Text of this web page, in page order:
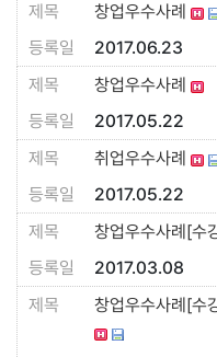
창업우수사례
2017.06.23
창업우수사례
2017.05.22
취업우수사례
2017.05.22
창업우수사례[수
2017.03.08
창업우수사례[수